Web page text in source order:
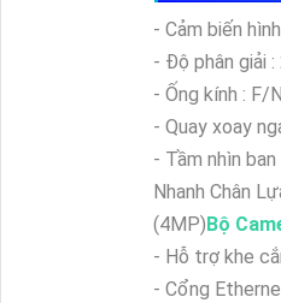
- Cảm biến
- Độ phân giải
- Ống kính : F/
- Quay xoay
- Tầm nhìn
Nhanh Chân
(4MP) Bộ
- Hỗ trợ khe
- Cổng